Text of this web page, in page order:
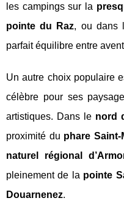
les campings sur la
pointe du Raz, ou dans
parfait équilibre entre
Un autre choix populaire
célèbre pour ses
artistiques. Dans le nord
proximité du phare Saint-
naturel régional
pleinement de la pointe
Douarnenez.